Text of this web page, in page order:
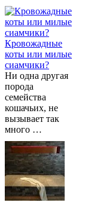
Кровожадные
коты или милые
сиамчики?
Ни одна другая
порода
семейства
кошачьих, не
вызывает так
много …